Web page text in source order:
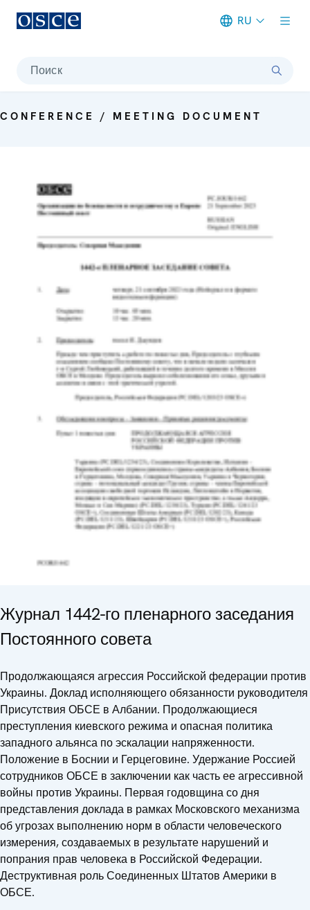
RU
Поиск
CONFERENCE / MEETING DOCUMENT
Журнал 1442-го пленарного заседания
Постоянного совета
Продолжающаяся агрессия Российской федерации против
Украины. Доклад исполняющего обязанности руководителя
Присутствия ОБСЕ в Албании. Продолжающиеся
преступления киевского режима и опасная политика
западного альянса по эскалации напряженности.
Положение в Боснии и Герцеговине. Удержание Россией
сотрудников ОБСЕ в заключении как часть ее агрессивной
войны против Украины. Первая годовщина со дня
представления доклада в рамках Московского механизма
об угрозах выполнению норм в области человеческого
измерения, создаваемых в результате нарушений и
попрания прав человека в Российской Федерации.
Деструктивная роль Соединенных Штатов Америки в
ОБСЕ.